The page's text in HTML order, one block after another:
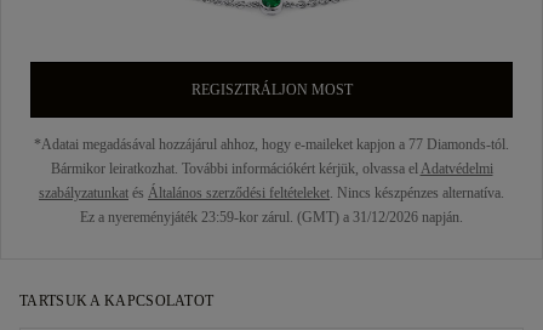
REGISZTRÁLJON MOST
*Adatai megadásával hozzájárul ahhoz, hogy e-maileket kapjon a 77 Diamonds-tól.
Bármikor leiratkozhat. További információkért kérjük, olvassa elAdatvédelmi
szabályzatunkat és Általános szerződési feltételeket. Nincs készpénzes alternatíva.
Ez a nyereményjáték 23:59-kor zárul. (GMT) a 31/12/2026 napján.
TARTSUK A KAPCSOLATOT